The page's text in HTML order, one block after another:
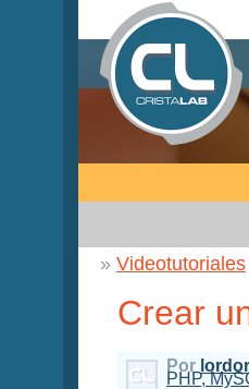
Videotutoriales
Crear
Por
PHP,